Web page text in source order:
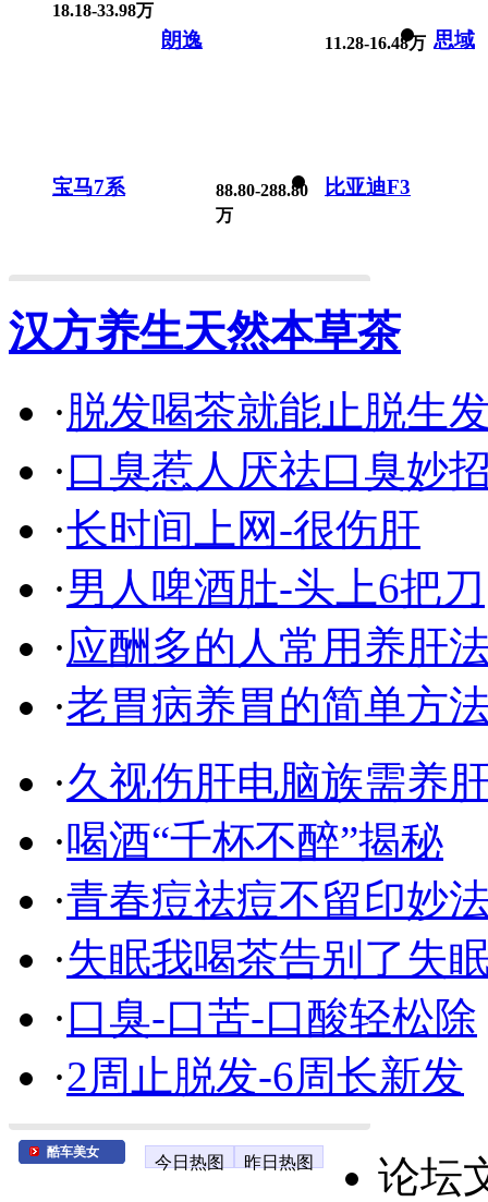
18.18-33.98万
朗逸 11.28-16.48万 思域
宝马7系
88.80-288.80
万
比亚迪F3
汉方养生天然本草茶
·脱发喝茶就能止脱生
·口臭惹人厌祛口臭妙
·长时间上网-很伤肝
·男人啤酒肚-头上6把刀
·应酬多的人常用养肝
·老胃病养胃的简单方
·久视伤肝电脑族需养
·喝酒“千杯不醉”揭秘
·青春痘祛痘不留印妙
·失眠我喝茶告别了失
·口臭-口苦-口酸轻松除
·2周止脱发-6周长新发
酷车美女
今日热图 昨日热图 论坛